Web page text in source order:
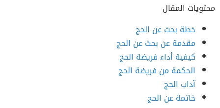
محتويات المقال
خطة بحث عن الحج
مقدمة عن بحث عن الحج
كيفية أداء فريضة الحج
الحكمة من فريضة الحج
آداب الحج
خاتمة عن الحج